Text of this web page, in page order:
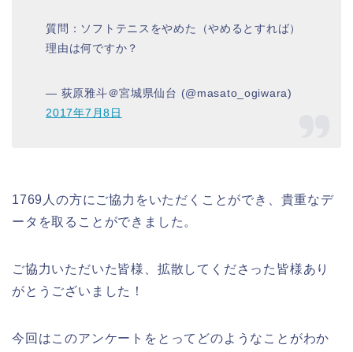
質問：ソフトテニスをやめた（やめるとすれば）
理由は何ですか？
— 荻原雅斗＠宮城県仙台 (@masato_ogiwara)
2017年7月8日
1769人の方にご協力をいただくことができ、貴重なデ
ータを取ることができました。
ご協力いただいた皆様、拡散してくださった皆様あり
がとうございました！
今回はこのアンケートをとってどのようなことがわか